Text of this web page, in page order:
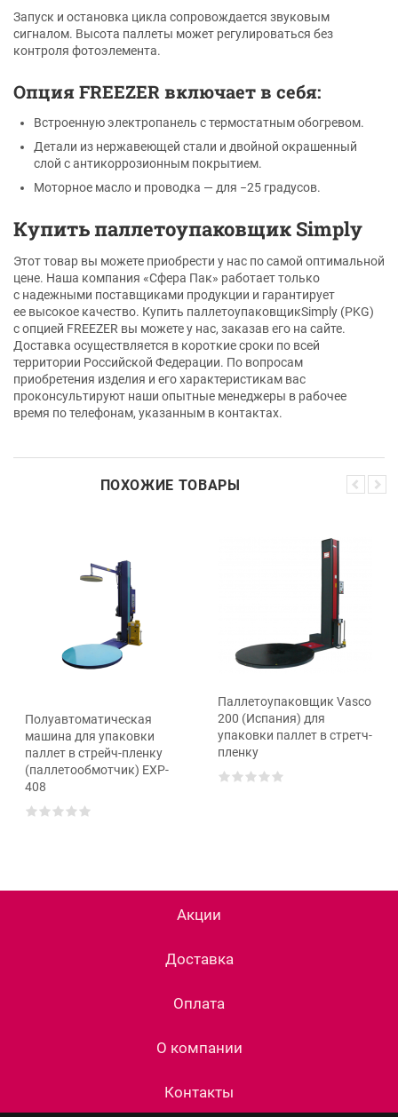
Запуск и остановка цикла сопровождается звуковым
сигналом. Высота паллеты может регулироваться без
контроля фотоэлемента.
Опция FREEZER включает в себя:
Встроенную электропанель с термостатным обогревом.
Детали из нержавеющей стали и двойной окрашенный
слой с антикоррозионным покрытием.
Моторное масло и проводка — для −25 градусов.
Купить паллетоупаковщик Simply
Этот товар вы можете приобрести у нас по самой оптимальной
цене. Наша компания «Сфера Пак» работает только
с надежными поставщиками продукции и гарантирует
ее высокое качество. Купить паллетоупаковщикSimply (PKG)
с опцией FREEZER вы можете у нас, заказав его на сайте.
Доставка осуществляется в короткие сроки по всей
территории Российской Федерации. По вопросам
приобретения изделия и его характеристикам вас
проконсультируют наши опытные менеджеры в рабочее
время по телефонам, указанным в контактах.
ПОХОЖИЕ ТОВАРЫ
Полуавтоматическая
машина для упаковки
паллет в стрейч-пленку
(паллетообмотчик) EXP-
408
Паллетоупаковщик Vasco
200 (Испания) для
упаковки паллет в стретч-
пленку
Акции
Доставка
Оплата
О компании
Контакты